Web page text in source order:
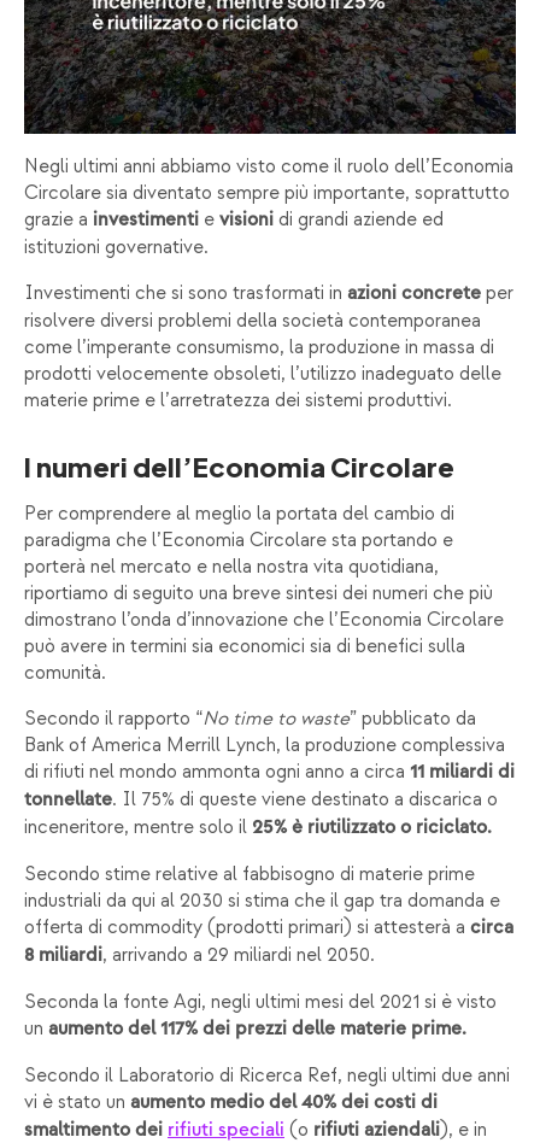
Negli ultimi anni abbiamo visto come il ruolo dell’Economia
Circolare sia diventato sempre più importante, soprattutto
grazie a investimenti e visioni di grandi aziende ed
istituzioni governative.
Investimenti che si sono trasformati in azioni concrete per
risolvere diversi problemi della società contemporanea
come l’imperante consumismo, la produzione in massa di
prodotti velocemente obsoleti, l’utilizzo inadeguato delle
materie prime e l’arretratezza dei sistemi produttivi.
I numeri dell’Economia Circolare
Per comprendere al meglio la portata del cambio di
paradigma che l’Economia Circolare sta portando e
porterà nel mercato e nella nostra vita quotidiana,
riportiamo di seguito una breve sintesi dei numeri che più
dimostrano l’onda d’innovazione che l’Economia Circolare
può avere in termini sia economici sia di benefici sulla
comunità.
Secondo il rapporto “No time to waste” pubblicato da
Bank of America Merrill Lynch, la produzione complessiva
di rifiuti nel mondo ammonta ogni anno a circa 11 miliardi di
tonnellate. Il 75% di queste viene destinato a discarica o
inceneritore, mentre solo il 25% è riutilizzato o riciclato.
Secondo stime relative al fabbisogno di materie prime
industriali da qui al 2030 si stima che il gap tra domanda e
offerta di commodity (prodotti primari) si attesterà a circa
8 miliardi, arrivando a 29 miliardi nel 2050.
Seconda la fonte Agi, negli ultimi mesi del 2021 si è visto
un aumento del 117% dei prezzi delle materie prime.
Secondo il Laboratorio di Ricerca Ref, negli ultimi due anni
vi è stato un aumento medio del 40% dei costi di
smaltimento dei rifiuti speciali (o rifiuti aziendali), e in